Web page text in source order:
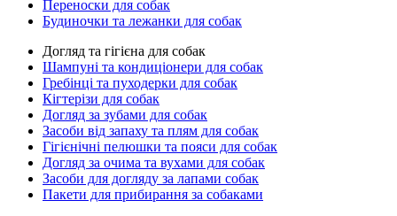
Переноски для собак
Будиночки та лежанки для собак
Догляд та гігієна для собак
Шампуні та кондиціонери для собак
Гребінці та пуходерки для собак
Кігтерізи для собак
Догляд за зубами для собак
Засоби від запаху та плям для собак
Гігієнічні пелюшки та пояси для собак
Догляд за очима та вухами для собак
Засоби для догляду за лапами собак
Пакети для прибирання за собаками